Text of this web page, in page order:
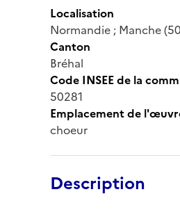
Localisation
Normandie ; Manche
Canton
Bréhal
Code INSEE de la
50281
Emplacement de
choeur
Description